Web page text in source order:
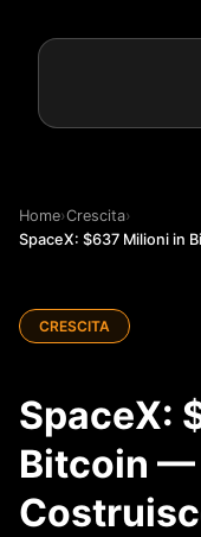
Home›Crescita›
SpaceX: $637 Milioni in
CRESCITA
SpaceX:
Bitcoin —